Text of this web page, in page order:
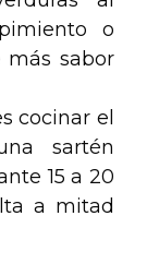
o
más sabor
cocinar el
sartén
15 a 20
a mitad